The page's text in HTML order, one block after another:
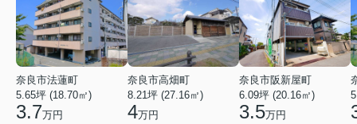
奈良市法蓮町
5.65坪 (18.70㎡)
3.7万円
奈良市高畑町
8.21坪 (27.16㎡)
4万円
奈良市阪新屋町
6.09坪 (20.16㎡)
3.5万円